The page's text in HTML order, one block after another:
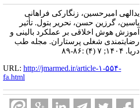
یدالهی امیرحسین، زنگارکی فراهانی
یاسین، گرزین حسن، نحریر بتول. تأثیر
آموزش هوش اخلاقی بر عملکرد بالینی و
رضایتمندی شغلی پرستاران. مجله طب
دریا. ۱۴۰۴; ۷ (۴) :۸۶-۸۹
URL: http://jmarmed.ir/article-۱-۵۵۴-
fa.html